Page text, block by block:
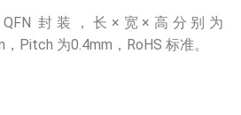
封装，长×宽×高分别为
Pitch 为0.4mm，RoHS 标准。